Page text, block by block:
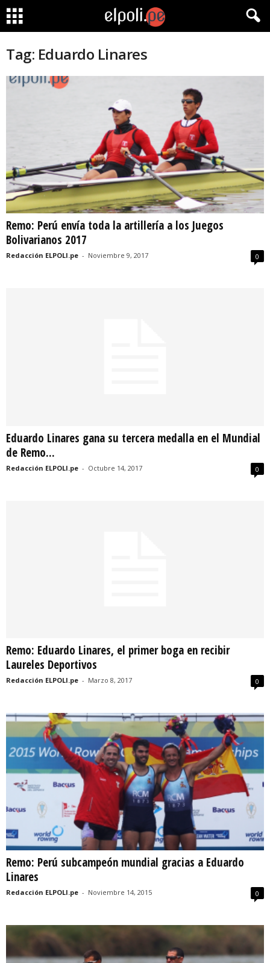
Tag: Eduardo Linares
Remo: Perú envía toda la artillería a los Juegos
Bolivarianos 2017
Redacción ELPOLI.pe - Noviembre 9, 2017 0
Eduardo Linares gana su tercera medalla en el Mundial
de Remo...
Redacción ELPOLI.pe - Octubre 14, 2017 0
Remo: Eduardo Linares, el primer boga en recibir
Laureles Deportivos
Redacción ELPOLI.pe - Marzo 8, 2017 0
Remo: Perú subcampeón mundial gracias a Eduardo
Linares
Redacción ELPOLI.pe - Noviembre 14, 2015 0